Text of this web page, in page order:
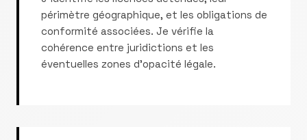
périmètre géographique, et les obligations de
conformité associées. Je vérifie la
cohérence entre juridictions et les
éventuelles zones d'opacité légale.